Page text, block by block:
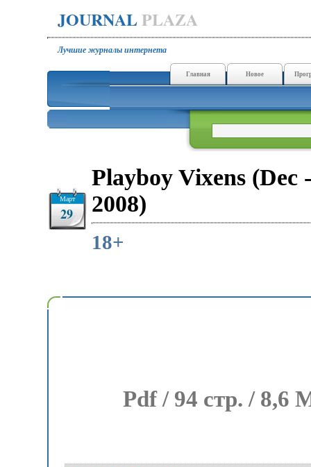
JOURNALPLAZA
Лучшие журналы интернета
Главная Новое
Март
29
Playboy Vixens (Dec
2008)
18+
Pdf / 94 стр. / 8,6